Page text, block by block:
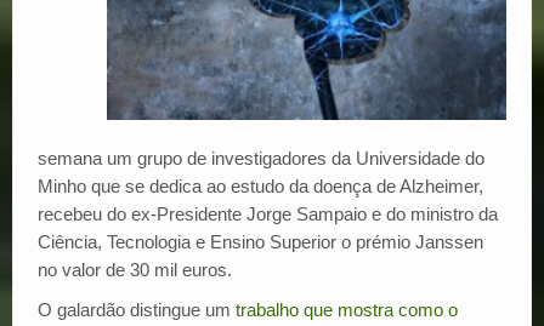
semana um grupo de investigadores da Universidade do
Minho que se dedica ao estudo da doença de Alzheimer,
recebeu do ex-Presidente Jorge Sampaio e do ministro da
Ciência, Tecnologia e Ensino Superior o prémio Janssen
no valor de 30 mil euros.
O galardão distingue um trabalho que mostra como o